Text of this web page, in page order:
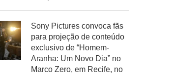
Sony Pictures convoca fãs
para projeção de conteúdo
exclusivo de “Homem-
Aranha: Um Novo Dia” no
Marco Zero, em Recife, no